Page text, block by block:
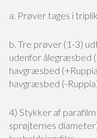
a. Prøver tages i
b. Tre prøver (1-3)
udenfor ålegræsbed
havgræsbed
havgræsbed (-
4) Stykker af
sprøjternes